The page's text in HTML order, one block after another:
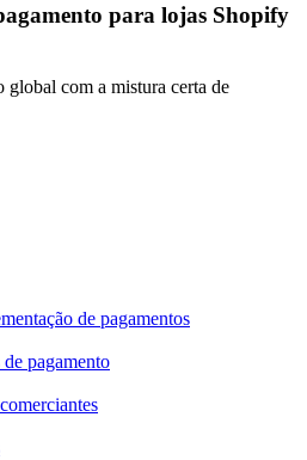
para lojas Shopify
global com a mistura certa de
de pagamentos
pagamento